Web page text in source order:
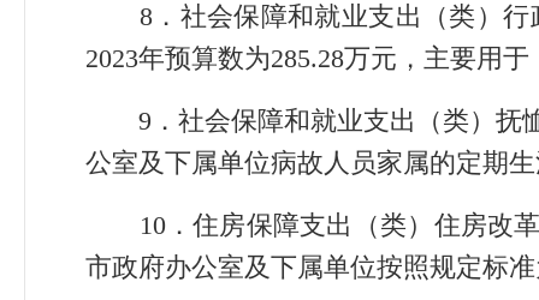
8．社会保障和就业支出（类）行
2023年预算数为285.28万元，主要用
9．社会保障和就业支出（类）抚恤
公室及下属单位病故人员家属的定期
10．住房保障支出（类）住房改革
市政府办公室及下属单位按照规定标